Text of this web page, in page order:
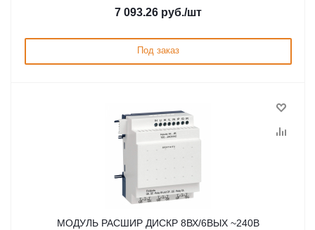
7 093.26 руб./шт
Под заказ
МОДУЛЬ РАСШИР ДИСКР 8ВХ/6ВЫХ ~240В